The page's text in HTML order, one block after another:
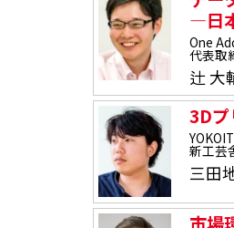
―日
One
代表取
辻 大
3Dプ
新工芸
三田